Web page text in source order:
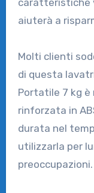
caratteristiche
aiuterà a
Molti clienti
di questa
Portatile 7 kg
rinforzata in
durata nel
utilizzarla per
preoccupazioni.